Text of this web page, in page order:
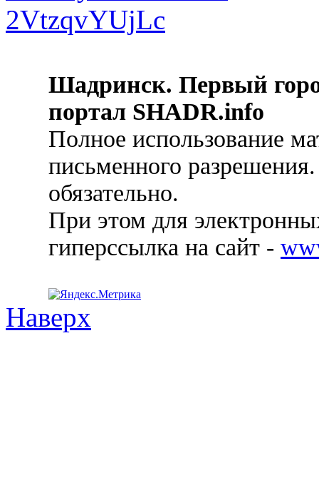
Шадринск. Первый
портал SHADR.info
Полное использование
письменного
обязательно.
При этом для
гиперссылка на сайт -
Наверх